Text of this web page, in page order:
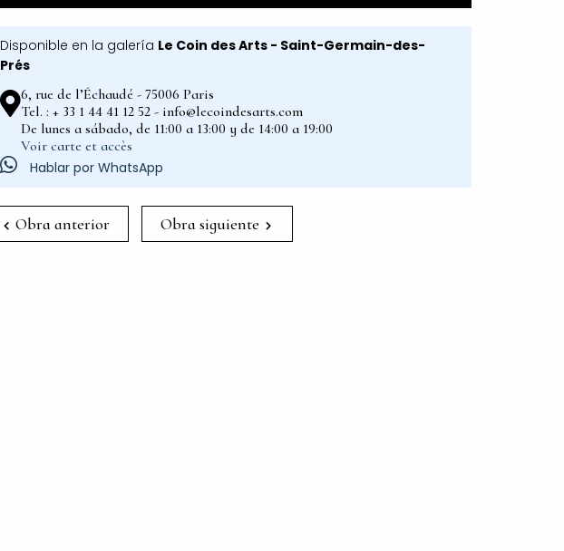
Disponible en la galería Le Coin des Arts - Saint-Germain-des-
Prés
6, rue de l’Échaudé - 75006 Paris
Tel. : + 33 1 44 41 12 52 - info@lecoindesarts.com
De lunes a sábado, de 11:00 a 13:00 y de 14:00 a 19:00
Voir carte et accès
Hablar por WhatsApp
Obra anterior Obra siguiente